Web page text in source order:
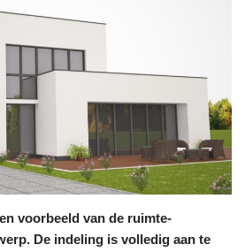
voorbeeld van de ruimte-
De indeling is volledig aan te